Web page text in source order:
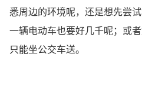
悉周边的环境呢，还是想先尝
一辆电动车也要好几千呢；或
只能坐公交车送。